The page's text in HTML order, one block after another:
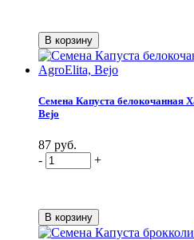
Семена Капуста белокочанная
Bejo
87 руб.
-
+